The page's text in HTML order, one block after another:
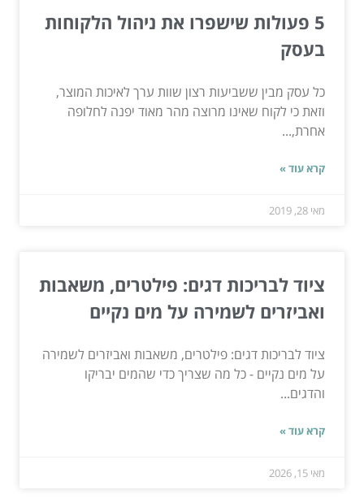
5 פעולות שישפרו את ניהול הלקוחות
בעסק
כל עסק מבין ששביעות רצון שוות ערך לאיכות המוצר,
וזאת כי לקוח שאינו מרוצה מהר מאוד יפנה לחלופה
אחרת,...
קרא עוד »
מאי 28, 2019
ציוד לבריכות דגים: פילטרים, משאבות
ואביזרים לשמירה על מים נקיים
ציוד לבריכות דגים: פילטרים, משאבות ואביזרים לשמירה
על מים נקיים - כל מה שצריך כדי שהמים יבריקו
והדגים...
קרא עוד »
מאי 15, 2026